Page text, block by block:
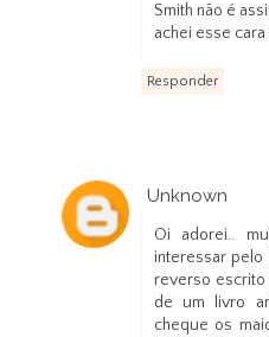
Smith não é
achei esse cara
Responder
Unknown
Oi adorei..
interessar pelo
reverso escrito
de um livro
cheque os